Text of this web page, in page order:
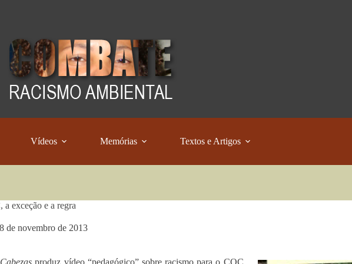
Vídeos Memórias Textos e Artigos
a exceção e a regra
de novembro de 2013
produz vídeo “pedagógico” sobre racismo para o CQC